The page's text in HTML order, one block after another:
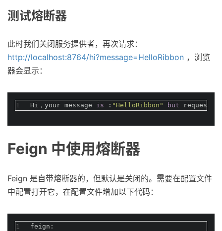
测试熔断器
此时我们关闭服务提供者，再次请求：
http://localhost:8764/hi?message=HelloRibbon ，浏览
器会显示：
1 Hi，your message is : "HelloRibbon" but request
Feign 中使用熔断器
Feign 是自带熔断器的，但默认是关闭的。需要在配置文件
中配置打开它，在配置文件增加以下代码：
1
feign: